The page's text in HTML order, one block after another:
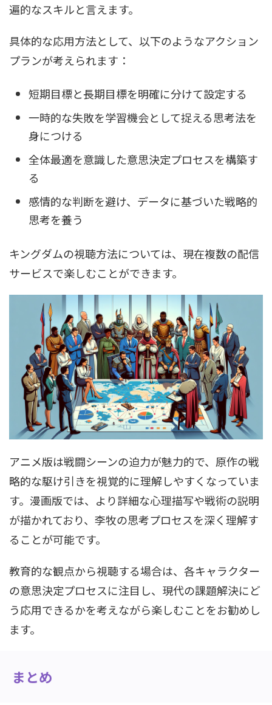
遍的なスキルと言えます。
具体的な応用方法として、以下のようなアクション
プランが考えられます：
短期目標と長期目標を明確に分けて設定する
一時的な失敗を学習機会として捉える思考法を
身につける
全体最適を意識した意思決定プロセスを構築す
る
感情的な判断を避け、データに基づいた戦略的
思考を養う
キングダムの視聴方法については、現在複数の配信
サービスで楽しむことができます。
アニメ版は戦闘シーンの迫力が魅力的で、原作の戦
略的な駆け引きを視覚的に理解しやすくなっていま
す。漫画版では、より詳細な心理描写や戦術の説明
が描かれており、李牧の思考プロセスを深く理解す
ることが可能です。
教育的な観点から視聴する場合は、各キャラクター
の意思決定プロセスに注目し、現代の課題解決にど
う応用できるかを考えながら楽しむことをお勧めし
ます。
まとめ